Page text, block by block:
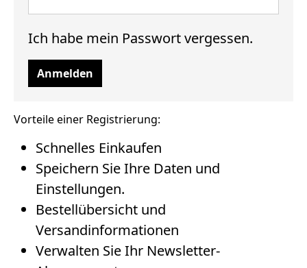
Ich habe mein Passwort vergessen.
Anmelden
Vorteile einer Registrierung:
Schnelles Einkaufen
Speichern Sie Ihre Daten und
Einstellungen.
Bestellübersicht und
Versandinformationen
Verwalten Sie Ihr Newsletter-